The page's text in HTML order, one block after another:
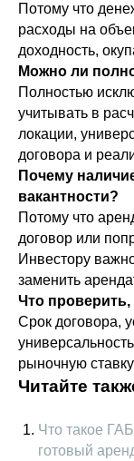
Потому что
расходы на
доходность,
Можно ли
Полностью
учитывать в
локации,
договора и
Почему
вакантности?
Потому что
договор или
Инвестору
заменить
Что проверить,
Срок договора,
рыночную
Читайте
Что такое
готовый